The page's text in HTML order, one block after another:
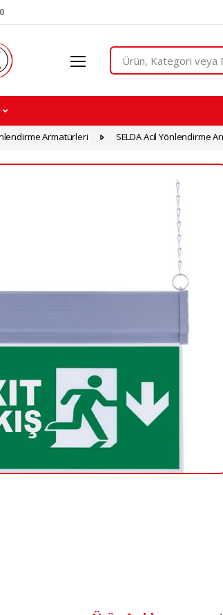
Search
Armatürleri SELDA Acil Yönlendirme